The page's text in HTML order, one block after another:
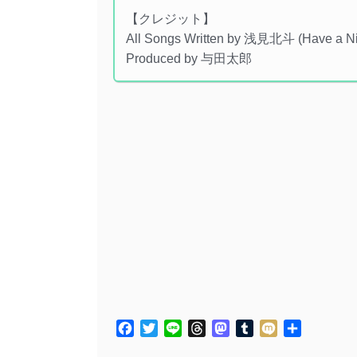
【クレジット】
All Songs Written by 浅見北斗 (Have a
Produced by 与田太郎
Facebook
TwitterLine ThreadsMastodon
TumblrMixi